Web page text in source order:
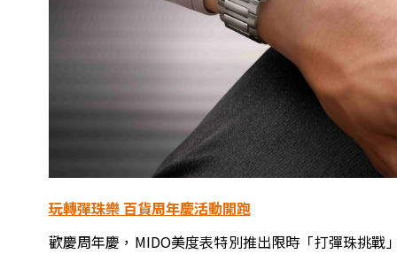
玩轉彈珠樂 百貨周年慶活動開跑
歡慶周年慶，MIDO美度表特別推出限時「打彈珠挑